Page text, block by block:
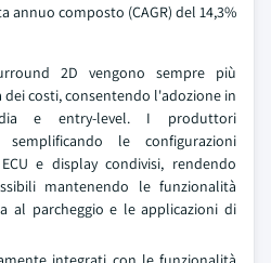
annuo composto (CAGR) del 14,3%
2D vengono sempre più
costi, consentendo l'adozione in
e entry-level. I produttori
le configurazioni
e display condivisi, rendendo
mantenendo le funzionalità
al parcheggio e le applicazioni di